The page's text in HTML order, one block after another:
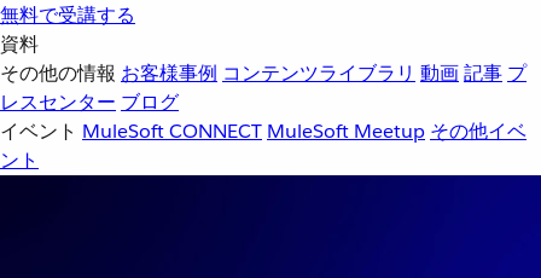
無料で受講する
資料
その他の情報 お客様事例 コンテンツライブラリ 動画記事 プ
レスセンター ブログ
イベント MuleSoft CONNECT MuleSoft Meetup その他イベ
ント